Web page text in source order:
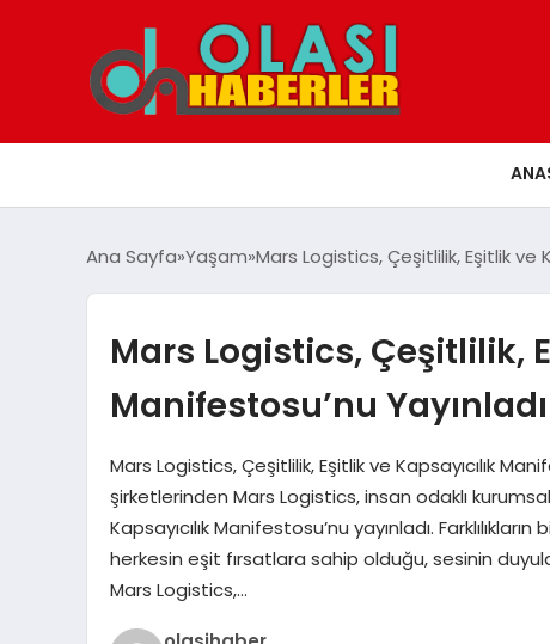
Ana Sayfa Yaşam Mars Logistics, Çeşitlilik, Eşitlik ve
Mars Logistics, Çeşitlilik,
Manifestosu’nu Yayınladı
Mars Logistics, Çeşitlilik, Eşitlik ve Kapsayıcılık
şirketlerinden Mars Logistics, insan odaklı
Kapsayıcılık Manifestosu’nu yayınladı.
herkesin eşit fırsatlara sahip olduğu, sesinin
Mars Logistics,…